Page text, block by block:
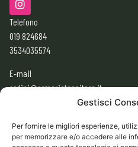
Gestisci
Per fornire le migliori esperienze,
per memorizzare e/o accedere alle
Telefono
019 824684
3534035574
E-mail
ordini@armeriatessitore.it
armeriatessitore@gmail.com
ORARI